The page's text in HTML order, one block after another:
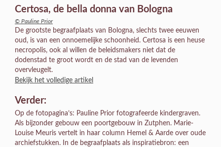
Certosa, de bella donna van Bologna
© Pauline Prior
De grootste begraafplaats van Bologna, slechts twee eeuwen
oud, is van een onnoemelijke schoonheid. Certosa is een heuse
necropolis, ook al willen de beleidsmakers niet dat de
dodenstad te groot wordt en de stad van de levenden
overvleugelt.
Bekijk het volledige artikel
Verder:
Op de fotopagina’s: Pauline Prior fotografeerde kindergraven.
Als bijzonder gebouw een poortgebouw in Zutphen. Marie-
Louise Meuris vertelt in haar column Hemel & Aarde over oude
archiefstukken. In de begraafplaats als inspiratiebron: een